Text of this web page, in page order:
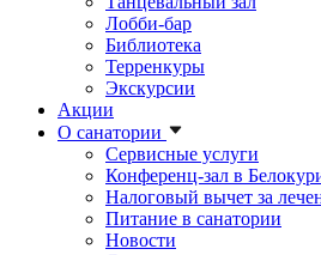
Лобби-бар
Библиотека
Терренкуры
Экскурсии
Акции
О санатории
Сервисные услуги
Конференц-зал в
Налоговый вычет за
Питание в санатории
Новости